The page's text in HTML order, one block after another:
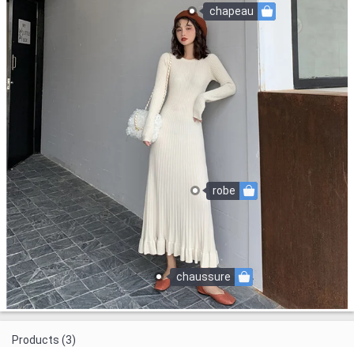
robe
chapeau
chaussure
Products (3)